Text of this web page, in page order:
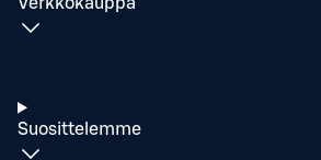
Suosittelemme